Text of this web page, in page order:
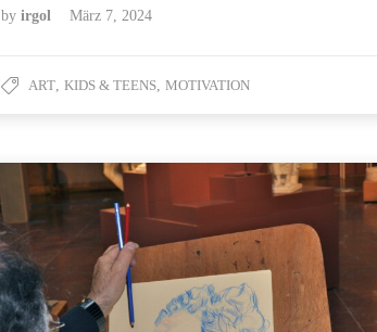
by irgol März 7, 2024
ART, KIDS & TEENS, MOTIVATION